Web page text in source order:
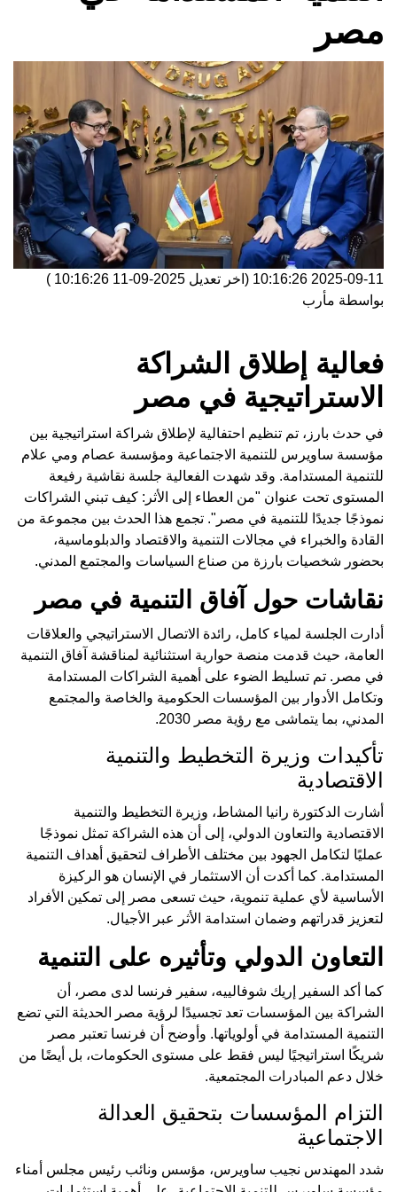
مصر
2025-09-11 10:16:26 (اخر تعديل 2025-09-11 10:16:26
)
بواسطة مأرب
فعالية إطلاق الشراكة
الاستراتيجية في مصر
في حدث بارز، تم تنظيم احتفالية لإطلاق شراكة استراتيجية بين
مؤسسة ساويرس للتنمية الاجتماعية ومؤسسة عصام ومي علام
للتنمية المستدامة. وقد شهدت الفعالية جلسة نقاشية رفيعة
المستوى تحت عنوان "من العطاء إلى الأثر: كيف تبني الشراكات
نموذجًا جديدًا للتنمية في مصر". تجمع هذا الحدث بين مجموعة من
القادة والخبراء في مجالات التنمية والاقتصاد والدبلوماسية،
بحضور شخصيات بارزة من صناع السياسات والمجتمع المدني.
نقاشات حول آفاق التنمية في مصر
أدارت الجلسة لمياء كامل، رائدة الاتصال الاستراتيجي والعلاقات
العامة، حيث قدمت منصة حوارية استثنائية لمناقشة آفاق التنمية
في مصر. تم تسليط الضوء على أهمية الشراكات المستدامة
وتكامل الأدوار بين المؤسسات الحكومية والخاصة والمجتمع
المدني، بما يتماشى مع رؤية مصر 2030.
تأكيدات وزيرة التخطيط والتنمية
الاقتصادية
أشارت الدكتورة رانيا المشاط، وزيرة التخطيط والتنمية
الاقتصادية والتعاون الدولي، إلى أن هذه الشراكة تمثل نموذجًا
عمليًا لتكامل الجهود بين مختلف الأطراف لتحقيق أهداف التنمية
المستدامة. كما أكدت أن الاستثمار في الإنسان هو الركيزة
الأساسية لأي عملية تنموية، حيث تسعى مصر إلى تمكين الأفراد
لتعزيز قدراتهم وضمان استدامة الأثر عبر الأجيال.
التعاون الدولي وتأثيره على التنمية
كما أكد السفير إريك شوفالييه، سفير فرنسا لدى مصر، أن
الشراكة بين المؤسسات تعد تجسيدًا لرؤية مصر الحديثة التي تضع
التنمية المستدامة في أولوياتها. وأوضح أن فرنسا تعتبر مصر
شريكًا استراتيجيًا ليس فقط على مستوى الحكومات، بل أيضًا من
خلال دعم المبادرات المجتمعية.
التزام المؤسسات بتحقيق العدالة
الاجتماعية
شدد المهندس نجيب ساويرس، مؤسس ونائب رئيس مجلس أمناء